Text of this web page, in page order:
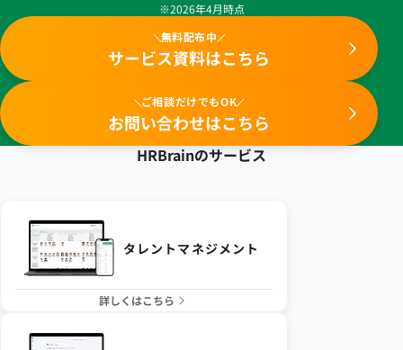
※2026年4月時点
無料配布中
サービス資料はこちら
ご相談だけでもOK
お問い合わせはこちら
HRBrainのサービス
タレントマネジメント
詳しくはこちら